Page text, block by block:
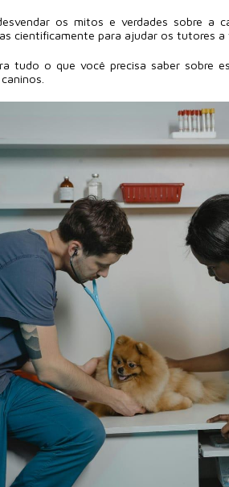
os mitos e verdades sobre a
cientificamente para ajudar os tutores
tudo o que você precisa saber sobre